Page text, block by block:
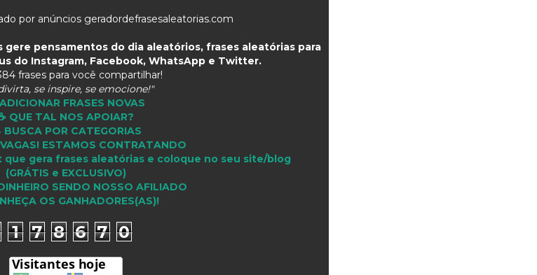
por anúncios geradordefrasesaleatorias.com
gere pensamentos do dia aleatórios, frases aleatórias para
do Instagram, Facebook, WhatsApp e Twitter.
frases para você compartilhar!
se inspire, se emocione!"
FRASES NOVAS
QUE TAL NOS APOIAR?
POR CATEGORIAS
ESTAMOS CONTRATANDO
gera frases aleatórias e coloque no seu site/blog
(GRÁTIS e EXCLUSIVO)
SENDO NOSSO AFILIADO
OS GANHADORES(AS)!
1 7 8 6 7 0